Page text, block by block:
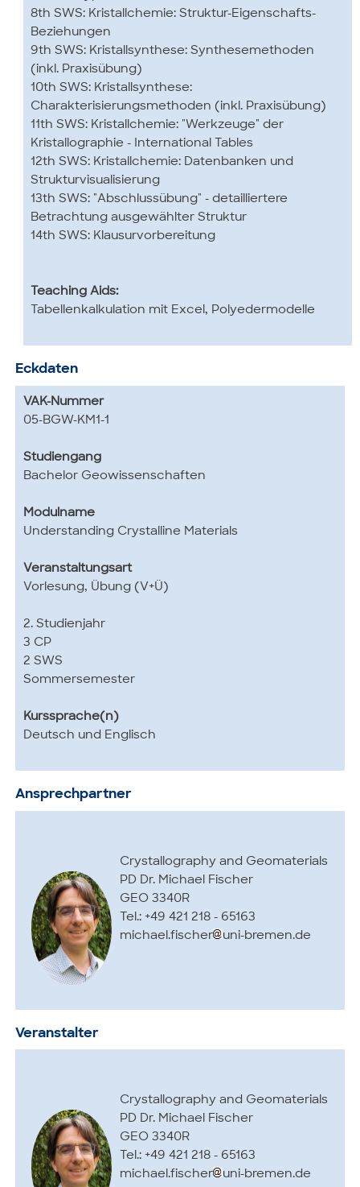
8th SWS: Kristallchemie: Struktur-Eigenschafts-
Beziehungen
9th SWS: Kristallsynthese: Synthesemethoden
(inkl. Praxisübung)
10th SWS: Kristallsynthese:
Charakterisierungsmethoden (inkl. Praxisübung)
11th SWS: Kristallchemie: "Werkzeuge" der
Kristallographie - International Tables
12th SWS: Kristallchemie: Datenbanken und
Strukturvisualisierung
13th SWS: "Abschlussübung" - detailliertere
Betrachtung ausgewählter Struktur
14th SWS: Klausurvorbereitung
Teaching Aids:
Tabellenkalkulation mit Excel, Polyedermodelle
Eckdaten
VAK-Nummer
05-BGW-KM1-1
Studiengang
Bachelor Geowissenschaften
Modulname
Understanding Crystalline Materials
Veranstaltungsart
Vorlesung, Übung (V+Ü)
2. Studienjahr
3 CP
2 SWS
Sommersemester
Kurssprache(n)
Deutsch und Englisch
Ansprechpartner
Crystallography and Geomaterials
PD Dr. Michael Fischer
GEO 3340R
Tel.: +49 421 218 - 65163
michael.fischer
uni-bremen.de
Veranstalter
Crystallography and Geomaterials
PD Dr. Michael Fischer
GEO 3340R
Tel.: +49 421 218 - 65163
michael.fischer
uni-bremen.de